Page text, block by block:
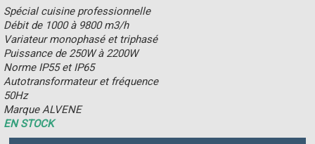
Spécial cuisine professionnelle
Débit de 1000 à 9800 m3/h
Variateur monophasé et triphasé
Puissance de 250W à 2200W
Norme IP55 et IP65
Autotransformateur et fréquence
50Hz
Marque ALVENE
EN STOCK